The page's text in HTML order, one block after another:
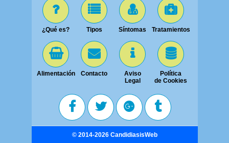
¿Qué es? Tipos Síntomas Tratamientos
Alimentación Contacto
Aviso
Legal
Política
de Cookies
© 2014-2026 CandidiasisWeb